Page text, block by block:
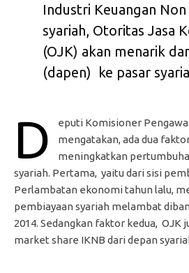
Industri Keuangan
syariah, Otoritas Jasa
(OJK) akan menarik
(dapen) ke pasar
D
eputi Komisioner
mengatakan, ada dua
meningkatkan
syariah. Pertama, yaitu dari sisi
Perlambatan ekonomi tahun lalu,
pembiayaan syariah melambat
2014. Sedangkan faktor kedua, OJK
market share IKNB dari depan